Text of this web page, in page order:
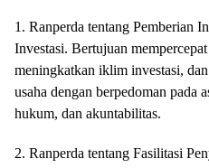
1. Ranperda tentang Pemberian
Investasi. Bertujuan
meningkatkan iklim investasi,
usaha dengan berpedoman pada
hukum, dan akuntabilitas.
2. Ranperda tentang Fasilitasi